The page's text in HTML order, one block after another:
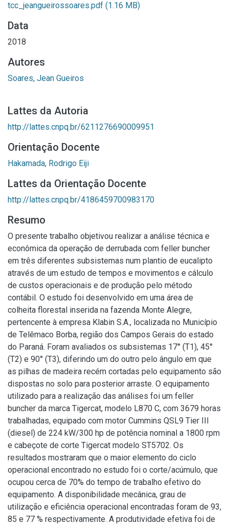
tcc_jeangueirossoares.pdf (1.16 MB)
Data
2018
Autores
Soares, Jean Gueiros
Lattes da Autoria
http://lattes.cnpq.br/6211276690009951
Orientação Docente
Hakamada, Rodrigo Eiji
Lattes da Orientação Docente
http://lattes.cnpq.br/4186459700983170
Resumo
O presente trabalho objetivou realizar a análise técnica e
econômica da operação de derrubada com feller buncher
em três diferentes subsistemas num plantio de eucalipto
através de um estudo de tempos e movimentos e cálculo
de custos operacionais e de produção pelo método
contábil. O estudo foi desenvolvido em uma área de
colheita florestal inserida na fazenda Monte Alegre,
pertencente à empresa Klabin S.A., localizada no Município
de Telêmaco Borba, região dos Campos Gerais do estado
do Paraná. Foram avaliados os subsistemas 17° (T1), 45°
(T2) e 90° (T3), diferindo um do outro pelo ângulo em que
as pilhas de madeira recém cortadas pelo equipamento são
dispostas no solo para posterior arraste. O equipamento
utilizado para a realização das análises foi um feller
buncher da marca Tigercat, modelo L870 C, com 3679 horas
trabalhadas, equipado com motor Cummins QSL9 Tier III
(diesel) de 224 kW/300 hp de potência nominal a 1800 rpm
e cabeçote de corte Tigercat modelo ST5702. Os
resultados mostraram que o maior elemento do ciclo
operacional encontrado no estudo foi o corte/acúmulo, que
ocupou cerca de 70% do tempo de trabalho efetivo do
equipamento. A disponibilidade mecânica, grau de
utilização e eficiência operacional encontradas foram de 93,
85 e 77 % respectivamente. A produtividade efetiva foi de